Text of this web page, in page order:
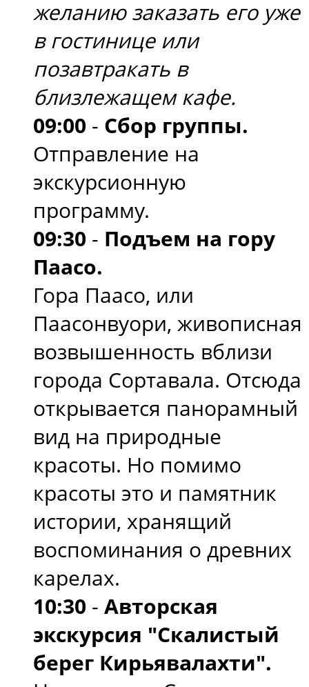
желанию заказать его уже
в гостинице или
позавтракать в
близлежащем кафе.
09:00 - Сбор группы.
Отправление на
экскурсионную
программу.
09:30 - Подъем на гору
Паасо.
Гора Паасо, или
Паасонвуори, живописная
возвышенность вблизи
города Сортавала. Отсюда
открывается панорамный
вид на природные
красоты. Но помимо
красоты это и памятник
истории, хранящий
воспоминания о древних
карелах.
10:30 - Авторская
экскурсия "Скалистый
берег Кирьявалахти".